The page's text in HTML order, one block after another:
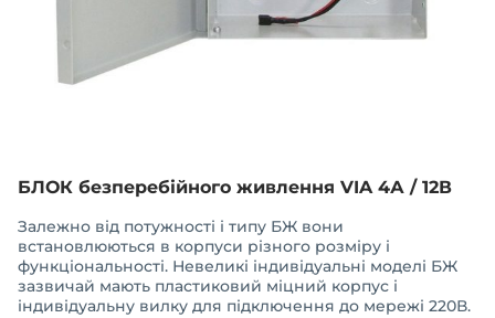
БЛОК безперебійного живлення VIA 4А / 12В
Залежно від потужності і типу БЖ вони
встановлюються в корпуси різного розміру і
функціональності. Невеликі індивідуальні моделі БЖ
зазвичай мають пластиковий міцний корпус і
індивідуальну вилку для підключення до мережі 220В.